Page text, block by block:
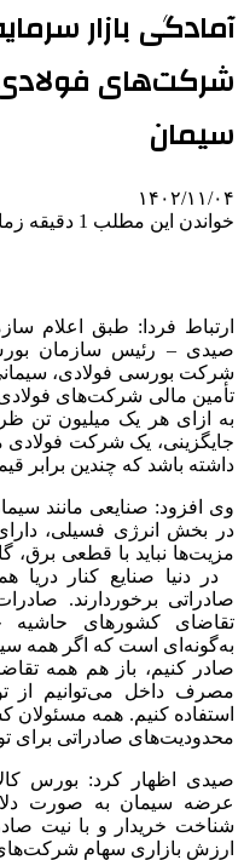
آمادگی بازار
شرکت‌های
سیمان
۱۴۰۲/۱۱/۰۴
خواندن این مطلب 1 دقیقه زمان میبرد
ارتباط فردا: طبق اعلام
صیدی – رئیس سازمان
شرکت بورسی فولادی،
تأمین مالی شرکت‌های
به ازای هر یک میلیون تن
جایگزینی، یک شرکت فولادی
داشته باشد که چندین برابر
وی افزود: صنایعی مانند
در بخش انرژی فسیلی،
مزیت‌ها نباید با قطعی برق،
در دنیا صنایع کنار دریا
صادراتی برخوردارند.
تقاضای کشورهای
به‌گونه‌ای است که اگر همه
صادر کنیم، باز هم همه
مصرف داخل می‌توانیم از
استفاده کنیم. همه
محدودیت‌های صادراتی برای
صیدی اظهار کرد: بورس
عرضه سیمان به صورت
شناخت خریدار و با نیت
ارزش بازاری سهام